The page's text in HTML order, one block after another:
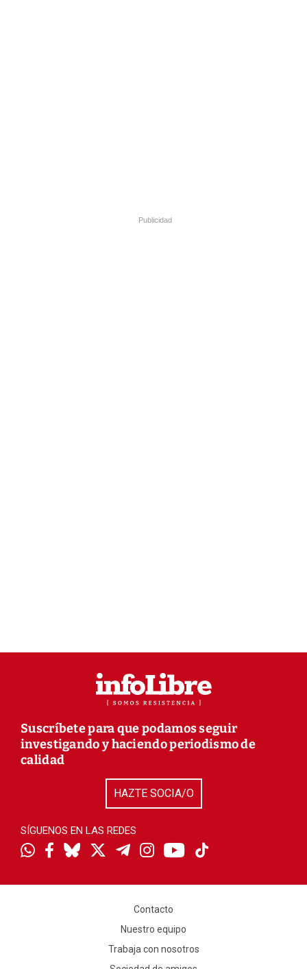
Publicidad
Suscríbete para que podamos seguir
investigando y haciendo periodismo de
calidad
HAZTE SOCIA/O
SÍGUENOS EN LAS REDES
Contacto
Nuestro equipo
Trabaja con nosotros